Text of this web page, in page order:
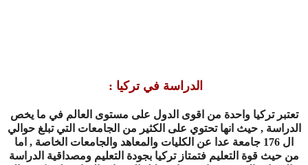
الدراسة في تركيا :
تعتبر تركيا واحدة من اقوى الدول على مستوى العالم في ما يخص
الدراسة , حيث انها تحتوي على الكثير من الجامعات التي تبلغ حوالي
ال 176 جامعة عدا عن الكليات والمعاهد والجامعات الخاصة , اما
من حيث قوة التعليم فتمتاز تركيا بجودة التعليم ومصداقية الدراسة